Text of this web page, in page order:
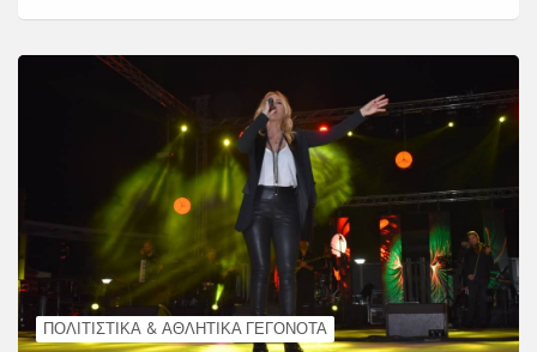
ΠΟΛΙΤΙΣΤΙΚΆ & ΑΘΛΗΤΙΚΆ ΓΕΓΟΝΌΤΑ